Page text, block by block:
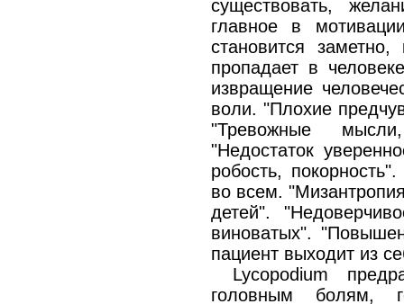
существовать,
главное в
становится заметно,
пропадает в
извращение
воли. "Плохие
"Тревожные
"Недостаток
робость,
во всем.
детей".
виноватых".
пациент выходит из
Lycopodium
головным болям,